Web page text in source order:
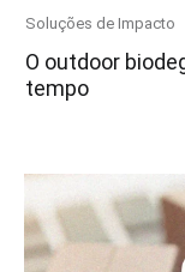
Category
Soluções de Impacto
O outdoor
tempo